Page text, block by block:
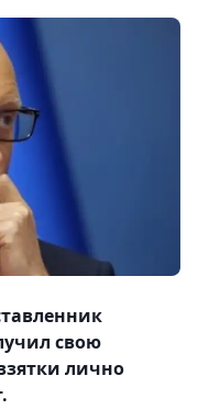
свою
лично